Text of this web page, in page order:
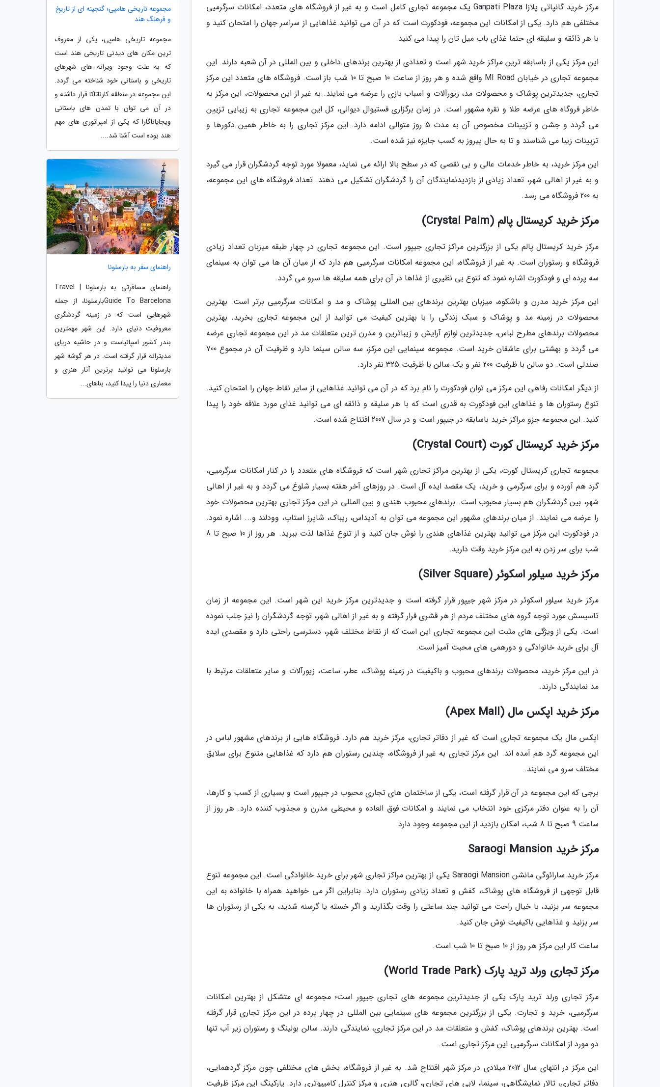
مرکز خرید گانپاتی پلازا Ganpati Plaza یک مجموعه تجاری کامل است و به غیر از فروشگاه های متعدد، امکانات سرگرمیی
مختلفی هم دارد. یکی از امکانات این مجموعه، فودکورت است که در آن می توانید غذاهایی از سراسر جهان را امتحان کنید و
با هر ذائقه و سلیقه ای حتما غذای باب میل تان را پیدا می کنید.
این مرکز یکی از باسابقه ترین مراکز خرید شهر است و تعدادی از بهترین برندهای داخلی و بین المللی در آن شعبه دارند. این
مجموعه تجاری در خیابان MI Road واقع شده و هر روز از ساعت 10 صبح تا 10 شب باز است. فروشگاه های متعدد این مرکز
تجاری، جدیدترین پوشاک و محصولات مد، زیورآلات و اسباب بازی را عرضه می نمایند. به غیر از این محصولات، این مرکز به
خاطر فروگاه های عرضه طلا و نقره مشهور است. در زمان برگزاری فستیوال دیوالی، کل این مجموعه تجاری به زیبایی تزیین
می گردد و جشن و تزیینات مخصوص آن به مدت 5 روز متوالی ادامه دارد. این مرکز تجاری را به خاطر همین دکورها و
تزیینات زیبا می شناسند و تا به حال پیروز به کسب جایزه نیز شده است.
این مرکز خرید، به خاطر خدمات عالی و بی نقصی که در سطح بالا ارائه می نماید، معمولا مورد توجه گردشگران قرار می گیرد
و به غیر از اهالی شهر، تعداد زیادی از بازدیدنمایندگان آن را گردشگران تشکیل می دهند. تعداد فروشگاه های این مجموعه،
به 200 فروشگاه می رسد.
مرکز خرید کریستال پالم (Crystal Palm)
مرکز خرید کریستال پالم یکی از بزرگترین مراکز تجاری جیپور است. این مجموعه تجاری در چهار طبقه میزبان تعداد زیادی
فروشگاه و رستوران است. به غیر از فروشگاه، این مجموعه امکانات سرگرمیی هم دارد که از میان آن ها می توان به سینمای
سه پرده ای و فودکورت اشاره نمود که تنوع بی نظیری از غذاها در آن برای همه سلیقه ها سرو می گردد.
این مرکز خرید مدرن و باشکوه، میزبان بهترین برندهای بین المللی پوشاک و مد و امکانات سرگرمیی برتر است. بهترین
محصولات در زمینه مد و پوشاک و سبک زندگی را با بهترین کیفیت می توانید از این مجموعه تجاری بخرید. بهترین
محصولات برندهای مطرح لباس، جدیدترین لوازم آرایش و زیباترین و مدرن ترین متعلقات مد در این مجموعه تجاری عرضه
می گردد و بهشتی برای عاشقان خرید است. مجموعه سینمایی این مرکز، سه سالن سینما دارد و ظرفیت آن در مجموع 700
صندلی است. دو سالن با ظرفیت 200 نفر و یک سالن با ظرفیت 325 نفر دارد.
از دیگر امکانات رفاهی این مرکز می توان فودکورت را نام برد که در آن می توانید غذاهایی از سایر نقاط جهان را امتحان کنید.
تنوع رستوران ها و غذاهای این فودکورت به قدری است که با هر سلیقه و ذائقه ای می توانید غذای مورد علاقه خود را پیدا
کنید. این مجموعه جزو مراکز خرید باسابقه در جیپور است و در سال 2007 افتتاح شده است.
مرکز خرید کریستال کورت (Crystal Court)
مجموعه تجاری کریستال کورت، یکی از بهترین مراکز تجاری شهر است که فروشگاه های متعدد را در کنار امکانات سرگرمیی،
گرد هم آورده و برای سرگرمی و خرید، یک مقصد ایده آل است. در روزهای آخر هفته بسیار شلوغ می گردد و به غیر از اهالی
شهر، بین گردشگران هم بسیار محبوب است. برندهای محبوب هندی و بین المللی در این مرکز تجاری بهترین محصولات خود
را عرضه می نمایند. از میان برندهای مشهور این مجموعه می توان به آدیداس، ریباک، شاپرز استاپ، وودلند و... اشاره نمود.
در فودکورت این مرکز می توانید بهترین غذاهای هندی را نوش جان کنید و از تنوع غذاها لذت ببرید. هر روز از 10 صبح تا 8
شب برای سر زدن به این مرکز خرید وقت دارید.
مرکز خرید سیلور اسکوئر (Silver Square)
مرکز خرید سیلور اسکوئر در مرکز شهر جیپور قرار گرفته است و جدیدترین مرکز خرید این شهر است. این مجموعه از زمان
تاسیسش مورد توجه گروه های مختلف مردم از هر قشری قرار گرفته و به غیر از اهالی شهر، توجه گردشگران را نیز جلب نموده
است. یکی از ویژگی های مثبت این مجموعه تجاری این است که از نقاط مختلف شهر، دسترسی راحتی دارد و مقصدی ایده
آل برای خرید خانوادگی و دورهمی های محبت آمیز است.
در این مرکز خرید، محصولات برندهای محبوب و باکیفیت در زمینه پوشاک، عطر، ساعت، زیورآلات و سایر متعلقات مرتبط با
مد نمایندگی دارند.
مرکز خرید اپکس مال (Apex Mall)
اپکس مال یک مجموعه تجاری است که غیر از دفاتر تجاری، مرکز خرید هم دارد. فروشگاه هایی از برندهای مشهور لباس در
این مجموعه گرد هم آمده اند. این مرکز تجاری به غیر از فروشگاه، چندین رستوران هم دارد که غذاهایی متنوع برای سلایق
مختلف سرو می نمایند.
برجی که این مجموعه در آن قرار گرفته است، یکی از ساختمان های تجاری محبوب در جیپور است و بسیاری از کسب و کارها،
آن را به عنوان دفتر مرکزی خود انتخاب می نمایند و امکانات فوق العاده و محیطی مدرن و مجذوب کننده دارد. هر روز از
ساعت 9 صبح تا 8 شب، امکان بازدید از این مجموعه وجود دارد.
مرکز خرید Saraogi Mansion
مرکز خرید سارائوگی مانشن Saraogi Mansion یکی از بهترین مراکز تجاری شهر برای خرید خانوادگی است. این مجموعه تنوع
قابل توجهی از فروشگاه های پوشاک، کفش و تعداد زیادی رستوران دارد. بنابراین اگر می خواهید همراه با خانواده به این
مجموعه سر بزنید، با خیال راحت می توانید چند ساعتی را وقت بگذارید و اگر خسته یا گرسنه شدید، به یکی از رستوران ها
سر بزنید و غذاهایی باکیفیت نوش جان کنید.
ساعت کار این مرکز هر روز از 10 صبح تا 10 شب است.
مرکز تجاری ورلد ترید پارک (World Trade Park)
مرکز تجاری ورلد ترید پارک یکی از جدیدترین مجموعه های تجاری جیپور است؛ مجموعه ای متشکل از بهترین امکانات
سرگرمیی، خرید و تجارت. یکی از بزرگترین مجموعه های سینمایی بین المللی در چهار پرده در این مرکز تجاری قرار گرفته
است. بهترین برندهای پوشاک، کفش و متعلقات مد در این مرکز تجاری، نمایندگی دارند. سالن بولینگ و رستوران زیر آب تنها
دو مورد از امکانات سرگرمیی این مرکز تجاری است.
این مرکز در انتهای سال 2012 میلادی در مرکز شهر افتتاح شد. به غیر از فروشگاه، بخش های مختلفی چون مرکز گردهمایی،
دفاتر تجاری، تالار نمایشگاهی، سینما، لابی های تجاری، گالری هنری و مرکز کنترل کامپیوتری دارد. پارکینگ این مرکز ظرفیت
مجموعه تاریخی هامپی؛ گنجینه ای از تاریخ
و فرهنگ هند
مجموعه تاریخی هامپی، یکی از معروف
ترین مکان های دیدنی تاریخی هند است
که به علت وجود ویرانه های شهرهای
تاریخی و باستانی خود شناخته می گردد.
این مجموعه در منطقه کارناتاکا قرار داشته و
در آن می توان با تمدن های باستانی
ویجایاناگارا که یکی از امپراتوری های مهم
هند بوده است آشنا شد....
راهنمای سفر به بارسلونا
راهنمای مسافرتی به بارسلونا | Travel
Guide To Barcelonaبارسلونا، از جمله
شهرهایی است که در زمینه گردشگری
معروفیت دنیای دارد. این شهر مهمترین
بندر کشور اسپانیاست و در حاشیه دریای
مدیترانه قرار گرفته است. در هر گوشه شهر
بارسلونا می توانید برترین آثار هنری و
معماری دنیا را پیدا کنید، بناهای...